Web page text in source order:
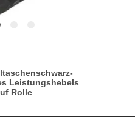
Leistungshebels
Rolle